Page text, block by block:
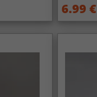
6.99 €